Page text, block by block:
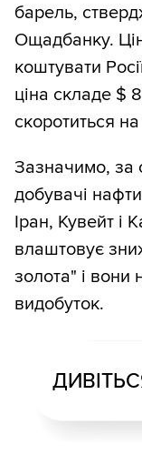
барель,
Ощадбанку.
коштувати
ціна складе $
скоротиться на
Зазначимо, за
добувачі
Іран, Кувейт і
влаштовує
золота" і вони
видобуток.